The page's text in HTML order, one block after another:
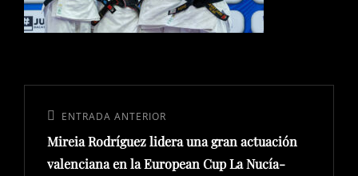
entradas
Entrada
anterior:
ENTRADA ANTERIOR
Mireia Rodríguez lidera una gran actuación
valenciana en la European Cup La Nucía-